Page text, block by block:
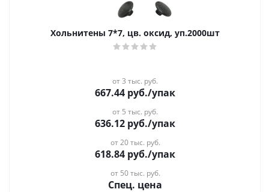
Хольнитены 7*7, цв. оксид, уп.2000шт
от 3 тыс. руб.
667.44 руб./упак
от 5 тыс. руб.
636.12 руб./упак
от 20 тыс. руб.
618.84 руб./упак
от 50 тыс. руб.
Спец. цена